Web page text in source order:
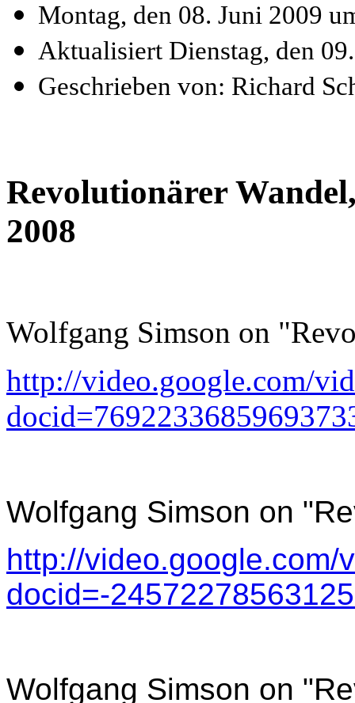
Montag, den 08. Juni 2009
Aktualisiert Dienstag, den
Geschrieben von: Richard
Revolutionärer
2008
Wolfgang Simson on
http://video.google.com/
Wolfgang Simson on
http://video.google.com/
docid=-
Wolfgang Simson on